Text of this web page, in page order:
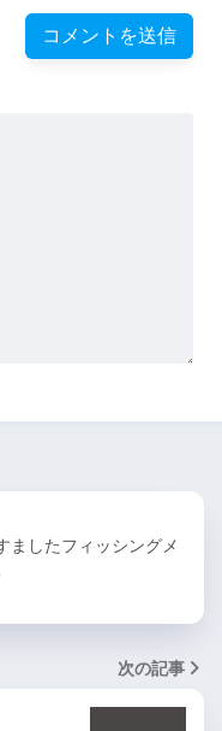
ましたフィッシングメ
次の記事